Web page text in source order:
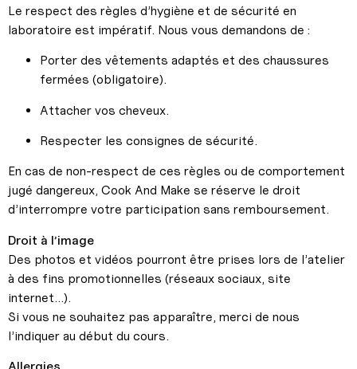
Le respect des règles d’hygiène et de sécurité en
laboratoire est impératif. Nous vous demandons de :
Porter des vêtements adaptés et des chaussures
fermées (obligatoire).
Attacher vos cheveux.
Respecter les consignes de sécurité.
En cas de non-respect de ces règles ou de comportement
jugé dangereux, Cook And Make se réserve le droit
d’interrompre votre participation sans remboursement.
Droit à l’image
Des photos et vidéos pourront être prises lors de l’atelier
à des fins promotionnelles (réseaux sociaux, site
internet…).
Si vous ne souhaitez pas apparaître, merci de nous
l’indiquer au début du cours.